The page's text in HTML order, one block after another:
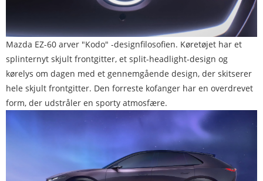
Mazda EZ-60 arver "Kodo" -designfilosofien. Køretøjet har et
splinternyt skjult frontgitter, et split-headlight-design og
kørelys om dagen med et gennemgående design, der skitserer
hele skjult frontgitter. Den forreste kofanger har en overdrevet
form, der udstråler en sporty atmosfære.